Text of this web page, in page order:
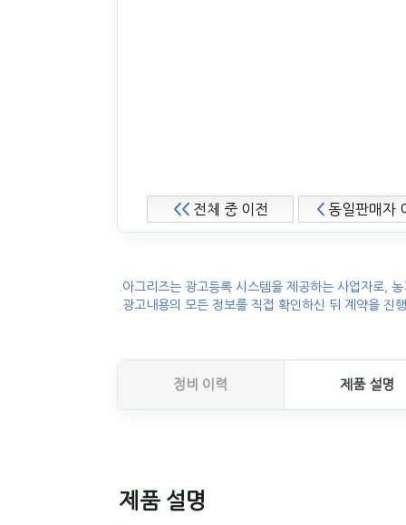
<<전체 중 이전 < 동일판매자
.아그리즈는 광고등록 시스템을 제공하는 사업자로,
.광고내용의 모든 정보를 직접 확인하신 뒤 계약을 진
정비 이력 제품 설명
제품 설명